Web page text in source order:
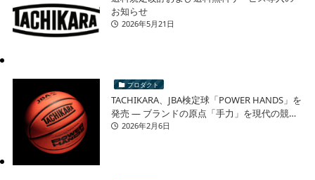
お知らせ
2026年5月21日
プロダクト
TACHIKARA、JBA検定球「POWER HANDS」を
発売 ― ブランドの原点「手力」を現代の競技
シーンへ ―
2026年2月6日